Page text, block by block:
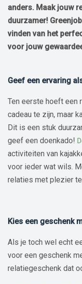
anders. Maak jouw
duurzamer!
vinden van het
voor jouw
Geef een ervaring
Ten eerste hoeft een
cadeau te zijn, maar
Dit is een stuk
geef een doenkado!
activiteiten van
voor ieder wat wils.
relaties met plezier
Kies een geschenk
Als je toch wel echt
voor een geschenk
relatiegeschenk dat